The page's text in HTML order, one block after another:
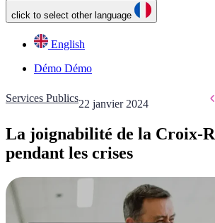
click to select other language
English
Démo Démo
Services Publics22 janvier 2024
La joignabilité de la Croix-
pendant les crises